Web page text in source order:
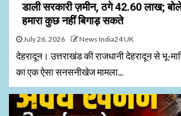
डाली सरकारी ज़मीन, ठगे ₹42.60 लाख;
हमारा कुछ नहीं बिगाड़ सकते
July 26, 2026 News India24 UK
देहरादून। उत्तराखंड की राजधानी देहरादून से भू-
का एक ऐसा सनसनीखेज मामला...